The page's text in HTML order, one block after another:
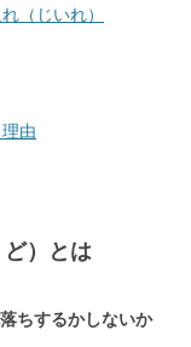
（じいれ）
由
）とは
ちするかしないか